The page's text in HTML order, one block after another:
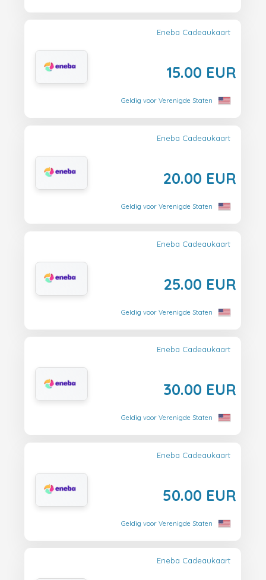
Eneba Cadeaukaart
15.00 EUR
Geldig voor Verenigde Staten
Eneba Cadeaukaart
20.00 EUR
Geldig voor Verenigde Staten
Eneba Cadeaukaart
25.00 EUR
Geldig voor Verenigde Staten
Eneba Cadeaukaart
30.00 EUR
Geldig voor Verenigde Staten
Eneba Cadeaukaart
50.00 EUR
Geldig voor Verenigde Staten
Eneba Cadeaukaart